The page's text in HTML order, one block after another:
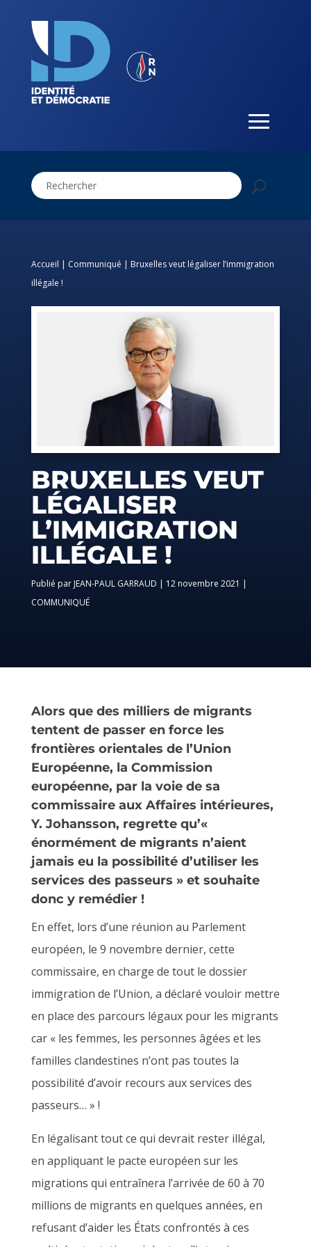
Accueil | Communiqué | Bruxelles veut légaliser l’immigration
illégale !
BRUXELLES VEUT
LÉGALISER
L’IMMIGRATION
ILLÉGALE !
par JEAN-PAUL GARRAUD | 12 novembre 2021 |
COMMUNIQUÉ
Alors que des milliers de migrants
tentent de passer en force les
frontières orientales de l’Union
Européenne, la Commission
européenne, par la voie de sa
commissaire aux Affaires intérieures,
Y. Johansson, regrette qu’«
énormément de migrants n’aient
jamais eu la possibilité d’utiliser les
services des passeurs » et souhaite
donc y remédier !
En effet, lors d’une réunion au Parlement
européen, le 9 novembre dernier, cette
commissaire, en charge de tout le dossier
immigration de l’Union, a déclaré vouloir mettre
en place des parcours légaux pour les migrants
car « les femmes, les personnes âgées et les
familles clandestines n’ont pas toutes la
possibilité d’avoir recours aux services des
passeurs… » !
En légalisant tout ce qui devrait rester illégal,
en appliquant le pacte européen sur les
migrations qui entraînera l’arrivée de 60 à 70
millions de migrants en quelques années, en
refusant d’aider les États confrontés à ces